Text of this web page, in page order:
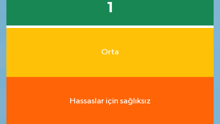
1
Orta
Hassaslar için sağlıksız